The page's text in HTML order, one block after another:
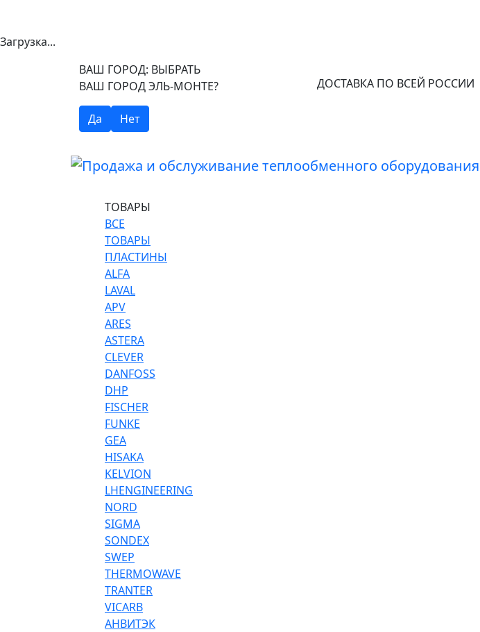
Загрузка...
ВАШ ГОРОД: ВЫБРАТЬ
ВАШ ГОРОД ЭЛЬ-МОНТЕ?
Да Нет
ДОСТАВКА ПО ВСЕЙ РОССИИ
ТОВАРЫ
ВСЕ
ТОВАРЫ
ПЛАСТИНЫ
ALFA
LAVAL
APV
ARES
ASTERA
CLEVER
DANFOSS
DHP
FISCHER
FUNKE
GEA
HISAKA
KELVION
LHENGINEERING
NORD
SIGMA
SONDEX
SWEP
THERMOWAVE
TRANTER
VICARB
АНВИТЭК